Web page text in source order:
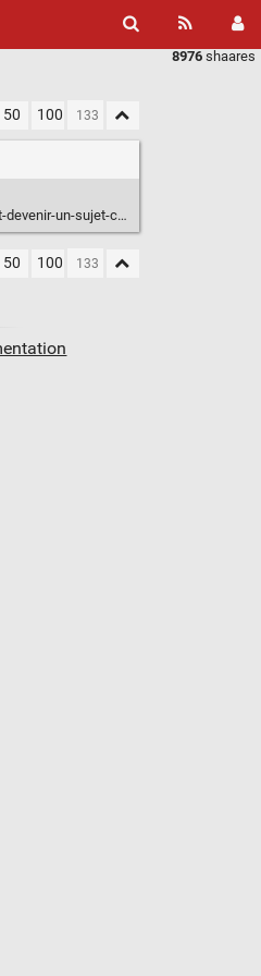
8976 shaares
50 100
du-spectacle-vivant-musica-169
50 100